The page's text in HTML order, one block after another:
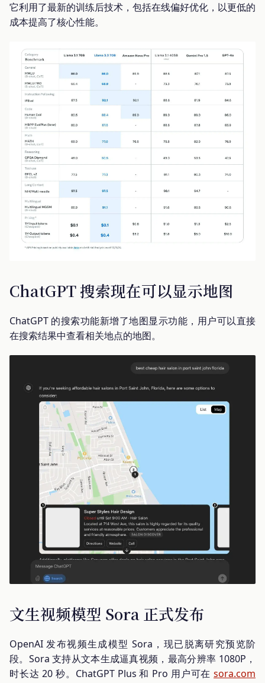
它利用了最新的训练后技术，包括在线偏好优化，以更低的
成本提高了核心性能。
ChatGPT 搜索现在可以显示地图
ChatGPT 的搜索功能新增了地图显示功能，用户可以直接
在搜索结果中查看相关地点的地图。
文生视频模型 Sora 正式发布
OpenAI 发布视频生成模型 Sora，现已脱离研究预览阶
段。Sora 支持从文本生成逼真视频，最高分辨率 1080P，
时长达 20 秒。ChatGPT Plus 和 Pro 用户可在 sora.com